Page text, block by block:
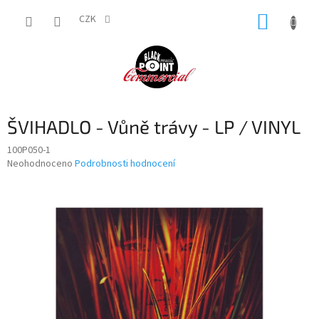
CZK
ŠVIHADLO - Vůně trávy - LP / VINYL
100P050-1
Průměrné
Neohodnoceno Podrobnosti hodnocení